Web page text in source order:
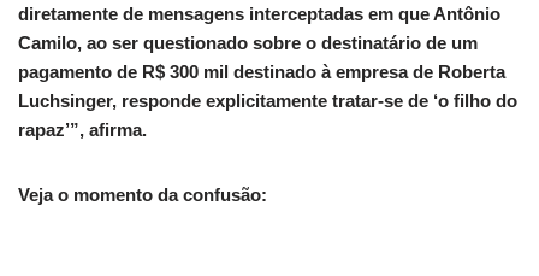
diretamente de mensagens interceptadas em que Antônio
Camilo, ao ser questionado sobre o destinatário de um
pagamento de R$ 300 mil destinado à empresa de Roberta
Luchsinger, responde explicitamente tratar-se de ‘o filho do
rapaz’”, afirma.
Veja o momento da confusão: